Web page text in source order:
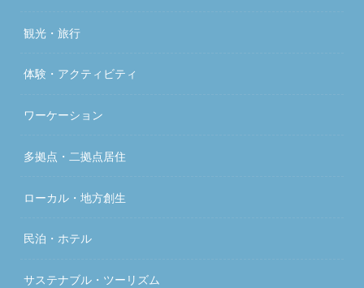
観光・旅行
体験・アクティビティ
ワーケーション
多拠点・二拠点居住
ローカル・地方創生
民泊・ホテル
サステナブル・ツーリズム